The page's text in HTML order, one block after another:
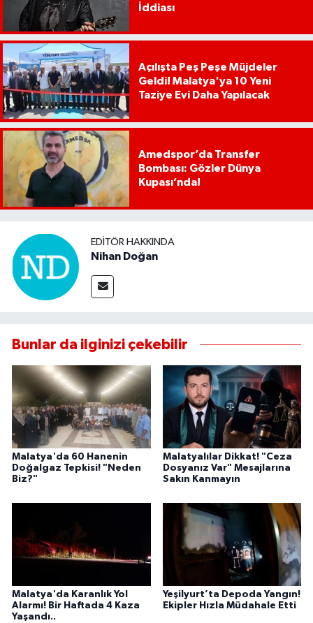
İddiası
Açılışta Peş Peşe Müjdeler
Geldi! Malatya'ya 10 Yeni
Taziye Evi Daha Yapılacak
Amedspor’da Transfer
Bombası: Gözler Dünya
Kupası’nda!
EDITÖR HAKKINDA
Nihan Doğan
Bunlar da ilginizi çekebilir
Malatya'da 60 Hanenin
Doğalgaz Tepkisi! "Neden
Biz?"
Malatyalılar Dikkat! "Ceza
Dosyanız Var" Mesajlarına
Sakın Kanmayın
Malatya'da Karanlık Yol
Alarmı! Bir Haftada 4 Kaza
Yaşandı..
Yeşilyurt’ta Depoda Yangın!
Ekipler Hızla Müdahale Etti